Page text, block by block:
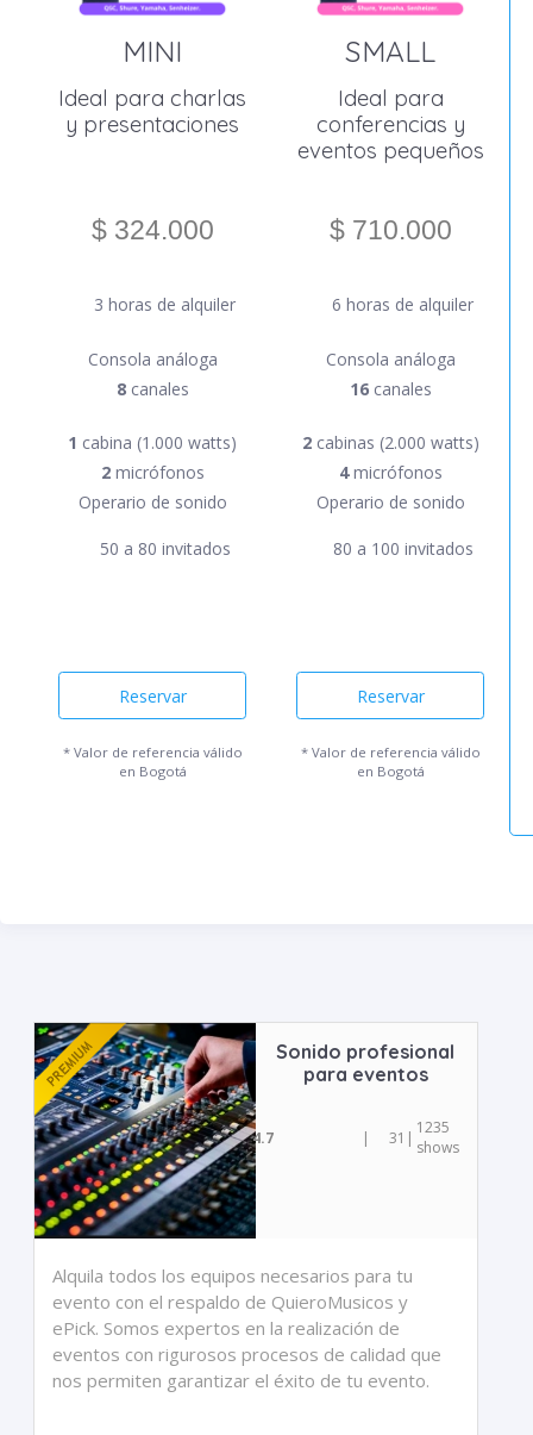
MINI
Ideal para charlas
y presentaciones
$ 324.000
3 horas de alquiler
Consola análoga
8canales
1 cabina (1.000 watts)
2micrófonos
Operario de sonido
50 a 80 invitados
Reservar
* Valor de referencia válido
en Bogotá
SMALL
Ideal para
conferencias y
eventos pequeños
$ 710.000
6 horas de alquiler
Consola análoga
16canales
2cabinas (2.000 watts)
4micrófonos
Operario de sonido
80 a 100 invitados
Reservar
* Valor de referencia válido
en Bogotá
Sonido profesional
para eventos
4.7 | 31 | 1235
shows
Alquila todos los equipos necesarios para tu
evento con el respaldo de QuieroMusicos y
ePick. Somos expertos en la realización de
eventos con rigurosos procesos de calidad que
nos permiten garantizar el éxito de tu evento.